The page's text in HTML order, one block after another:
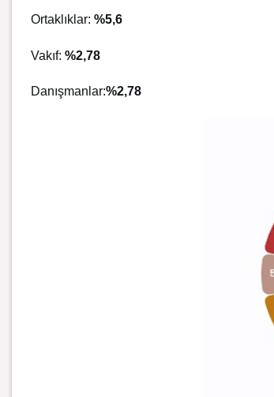
Ortaklıklar: %5,6
Vakıf: %2,78
Danışmanlar:%2,78